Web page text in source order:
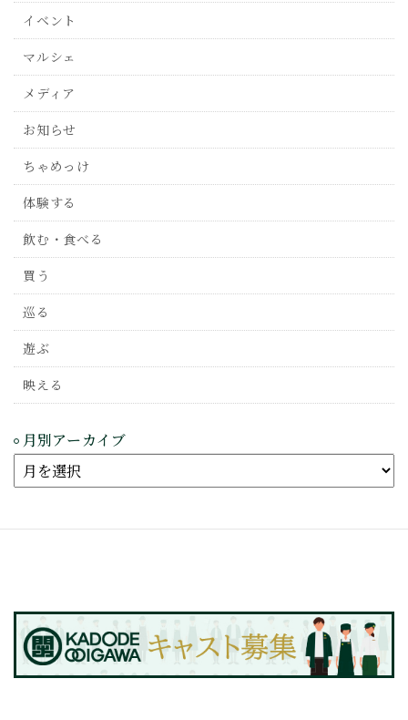
イベント
マルシェ
メディア
お知らせ
ちゃめっけ
体験する
飲む・食べる
買う
巡る
遊ぶ
映える
月別アーカイブ